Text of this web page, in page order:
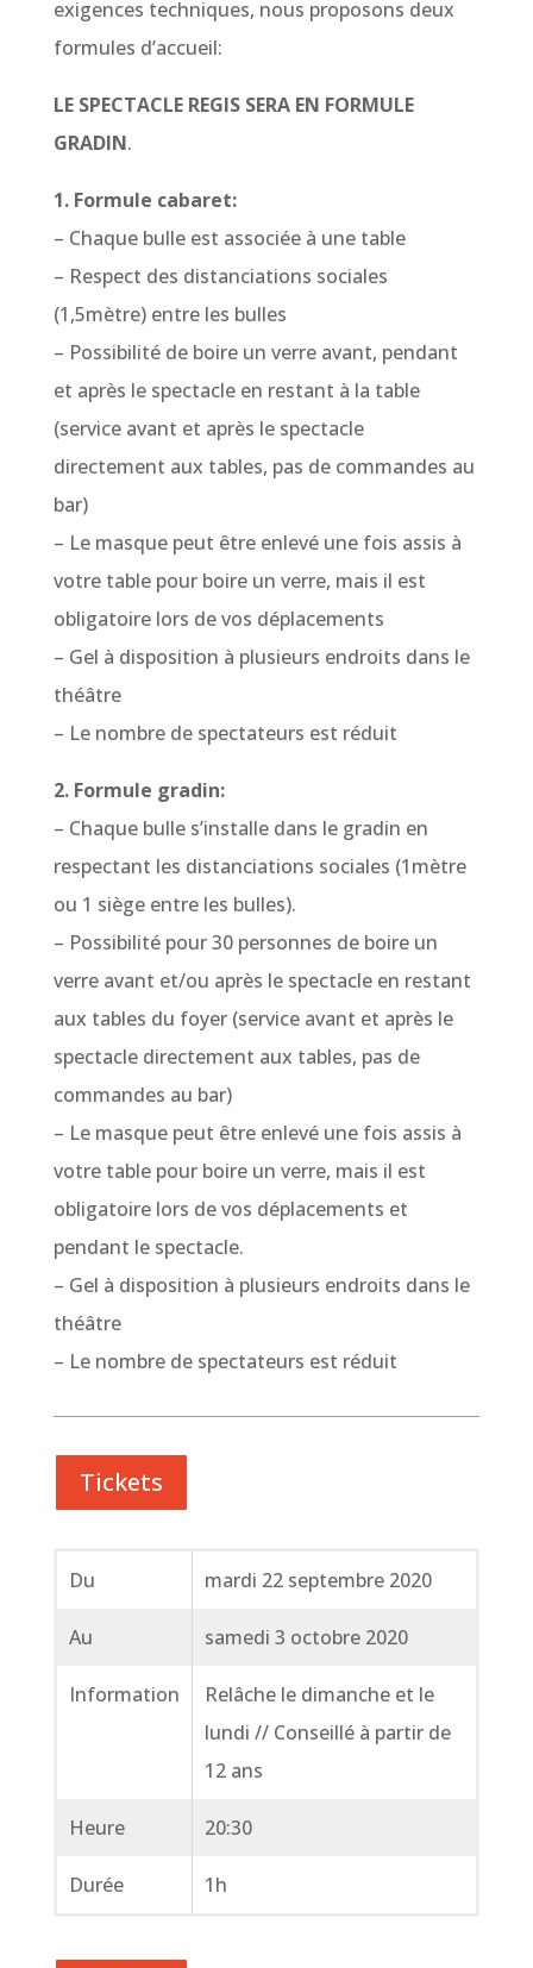
exigences techniques, nous proposons deux
formules d’accueil:
LE SPECTACLE REGIS SERA EN FORMULE
GRADIN.
1. Formule cabaret:
– Chaque bulle est associée à une table
– Respect des distanciations sociales
(1,5mètre) entre les bulles
– Possibilité de boire un verre avant, pendant
et après le spectacle en restant à la table
(service avant et après le spectacle
directement aux tables, pas de commandes au
bar)
– Le masque peut être enlevé une fois assis à
votre table pour boire un verre, mais il est
obligatoire lors de vos déplacements
– Gel à disposition à plusieurs endroits dans le
théâtre
– Le nombre de spectateurs est réduit
2. Formule gradin:
– Chaque bulle s’installe dans le gradin en
respectant les distanciations sociales (1mètre
ou 1 siège entre les bulles).
– Possibilité pour 30 personnes de boire un
verre avant et/ou après le spectacle en restant
aux tables du foyer (service avant et après le
spectacle directement aux tables, pas de
commandes au bar)
– Le masque peut être enlevé une fois assis à
votre table pour boire un verre, mais il est
obligatoire lors de vos déplacements et
pendant le spectacle.
– Gel à disposition à plusieurs endroits dans le
théâtre
– Le nombre de spectateurs est réduit
Tickets
Du mardi 22 septembre 2020
Au samedi 3 octobre 2020
Information
Relâche le dimanche et le
lundi // Conseillé à partir de
12 ans
Heure 20:30
Durée 1h